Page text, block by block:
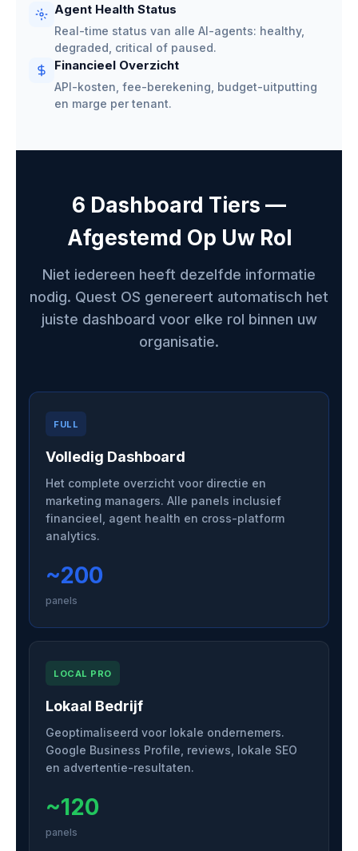
Agent Health Status
Real-time status van alle AI-agents: healthy,
degraded, critical of paused.
Financieel Overzicht
API-kosten, fee-berekening, budget-uitputting
en marge per tenant.
6 Dashboard Tiers —
Afgestemd Op Uw Rol
Niet iedereen heeft dezelfde informatie
nodig. Quest OS genereert automatisch het
juiste dashboard voor elke rol binnen uw
organisatie.
FULL
Volledig Dashboard
Het complete overzicht voor directie en
marketing managers. Alle panels inclusief
financieel, agent health en cross-platform
analytics.
~200
panels
LOCAL PRO
Lokaal Bedrijf
Geoptimaliseerd voor lokale ondernemers.
Google Business Profile, reviews, lokale SEO
en advertentie-resultaten.
~120
panels